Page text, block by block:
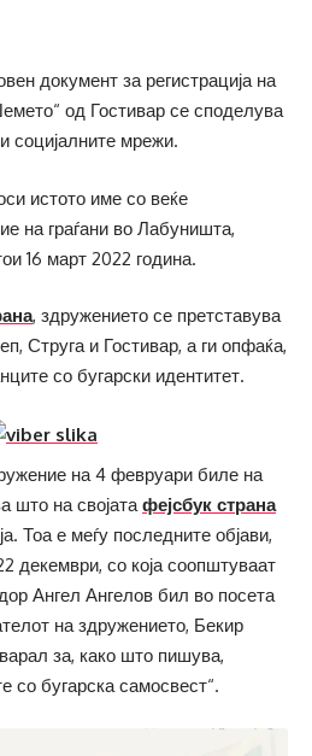
документ за регистрација на
од Гостивар се споделува
социјалните мрежи.
истото име со веќе
на граѓани во Лабуништа,
16 март 2022 година.
, здружението се претставува
Струга и Гостивар, а ги опфаќа,
со бугарски идентитет.
на 4 февруари биле на
што на својатафејсбук страна
Тоа е меѓу последните објави,
декември, со која соопштуваат
Ангел Ангелов бил во посета
на здружението, Бекир
за, како што пишува,
со бугарска самосвест“.